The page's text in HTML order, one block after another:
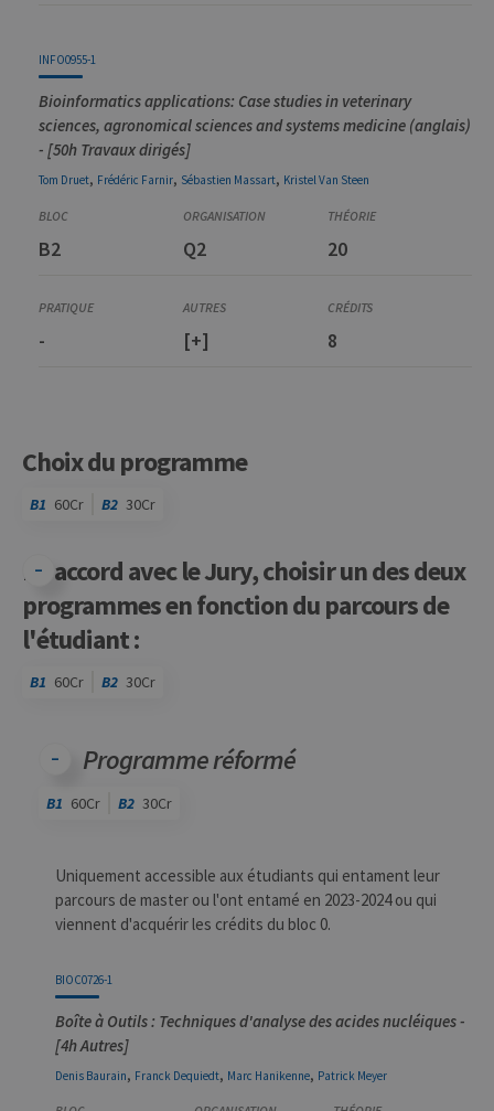
INFO0955-1
Bioinformatics applications: Case studies in veterinary
sciences, agronomical sciences and systems medicine (anglais)
- [50h Travaux dirigés]
Tom Druet, Frédéric Farnir, Sébastien Massart, KristelVan Steen
B2 Q2 20
- [+] 8
Choix du programme
B1 60Cr B2 30Cr
En accord avec le Jury, choisir un des deux
programmes en fonction du parcours de
l'étudiant :
B1 60Cr B2 30Cr
Programme réformé
B1 60Cr B2 30Cr
Uniquement accessible aux étudiants qui entament leur
parcours de master ou l'ont entamé en 2023-2024 ou qui
viennent d'acquérir les crédits du bloc 0.
BIOC0726-1
Boîte à Outils : Techniques d'analyse des acides nucléiques -
[4h Autres]
Denis Baurain, Franck Dequiedt, Marc Hanikenne, Patrick Meyer